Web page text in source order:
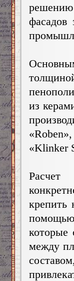
решению
фасадов
из
«Klinker
Расчет
крепить
между